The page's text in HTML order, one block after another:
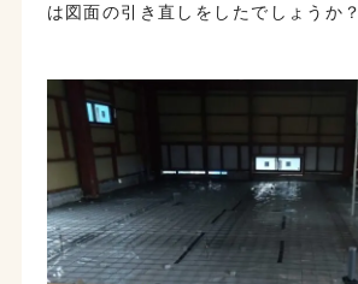
は図面の引き直しをしたでしょうか？